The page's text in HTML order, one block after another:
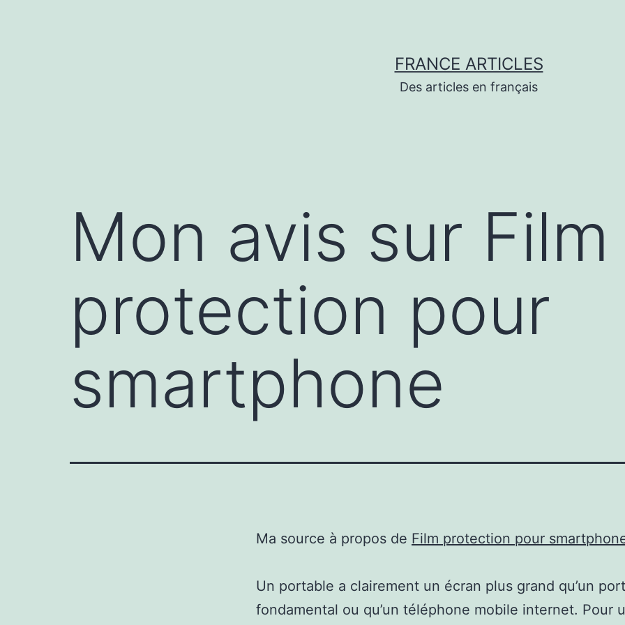
FRANCE ARTICLES
Des articles en français
Mon avis sur Film
protection pour
smartphone
Ma source à propos de Film protection pour
Un portable a clairement un écran plus grand qu’un
fondamental ou qu’un téléphone mobile internet. Pour